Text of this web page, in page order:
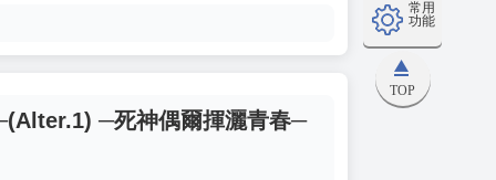
常用
功能
TOP
─死神偶爾揮灑青春─